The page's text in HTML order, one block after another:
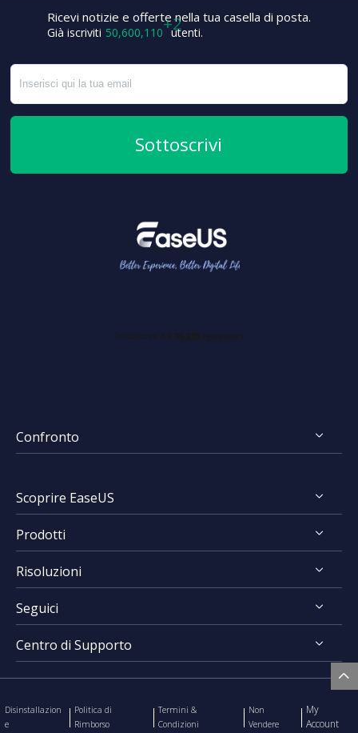
Ricevi notizie e offerte nella tua casella di posta.
Già iscriviti 50,600,112 utenti.
Sottoscrivi
Confronto
FocalFlow vs Screen Studio
Scoprire EaseUS
Chi Siamo
Recensioni & Premi
Contratto di Licenza
Prodotti
RecExperts for Windows
RecExperts for Mac
Online Screen Recorder
Risoluzioni
Registrare Schermo
Mac App Store
Seguici
   
Centro di Supporto
Disinstallazion
e
Politica di
Rimborso
Termini &
Condizioni
Non
Vendere
My
Account

+5